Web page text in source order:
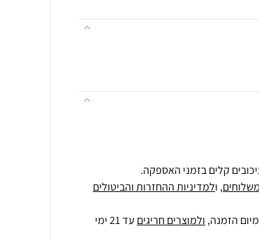
קלים בזמני האספקה.
, ולמדיניות ההחזרות והביטולים
ולמוצרים חריגים
עד 21 ימי